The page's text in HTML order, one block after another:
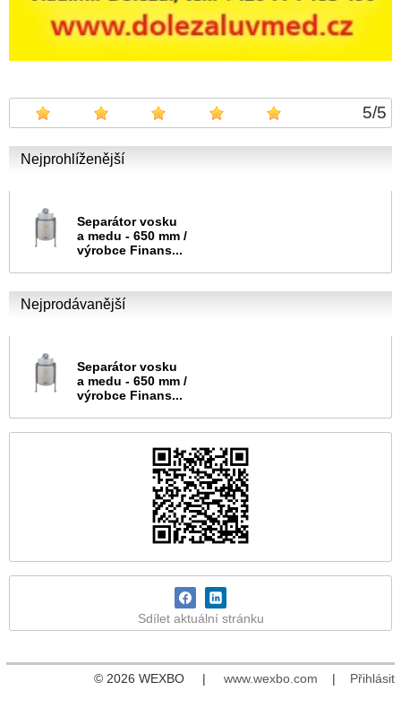
5/5
Nejprohlíženější
Separátor vosku
a medu - 650 mm /
výrobce Finans...
Nejprodávanější
Separátor vosku
a medu - 650 mm /
výrobce Finans...
Sdílet aktuální stránku
© 2026 WEXBO | www.wexbo.com | Přihlásit